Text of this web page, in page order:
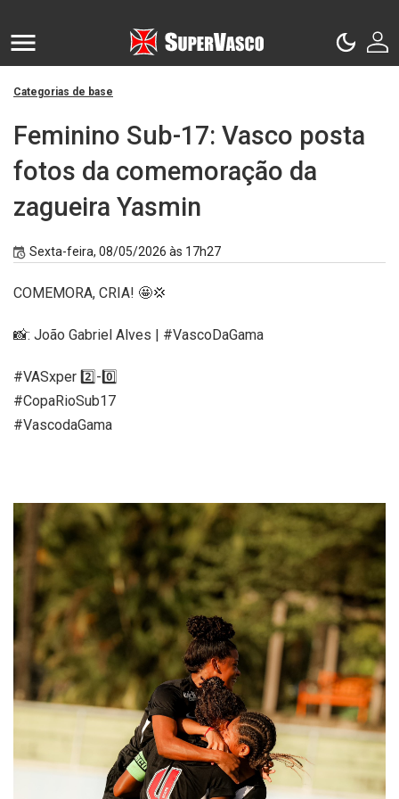
Categorias de base
Feminino Sub-17: Vasco posta
fotos da comemoração da
zagueira Yasmin
Sexta-feira, 08/05/2026 às 17h27
COMEMORA, CRIA! 🤩💢
📸: João Gabriel Alves | #VascoDaGama
#VASxper 2️⃣-0️⃣
#CopaRioSub17
#VascodaGama